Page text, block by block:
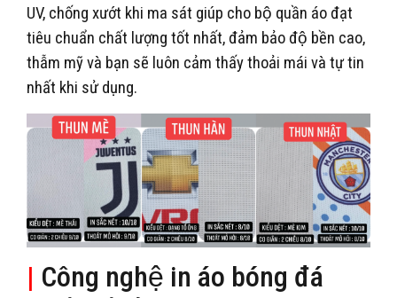
UV, chống xướt khi ma sát giúp cho bộ quần áo đạt
tiêu chuẩn chất lượng tốt nhất, đảm bảo độ bền cao,
thẫm mỹ và bạn sẽ luôn cảm thấy thoải mái và tự tin
nhất khi sử dụng.
| Công nghệ in áo bóng đá